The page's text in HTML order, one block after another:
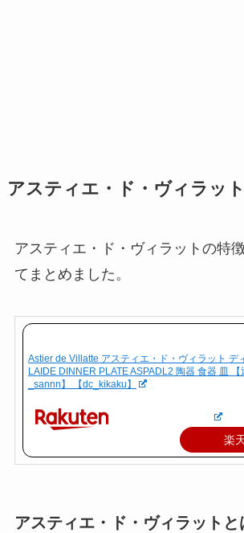
アスティエ・ド・ヴィラッ
アスティエ・ド・ヴィラットの特
てまとめました。
Astier de Villatte アスティエ・ド・ヴィラット デ
LAIDE DINNER PLATE ASPADL2 陶器 食器 皿
_sannn】 【dc_kikaku】
楽
アスティエ・ド・ヴィラットと